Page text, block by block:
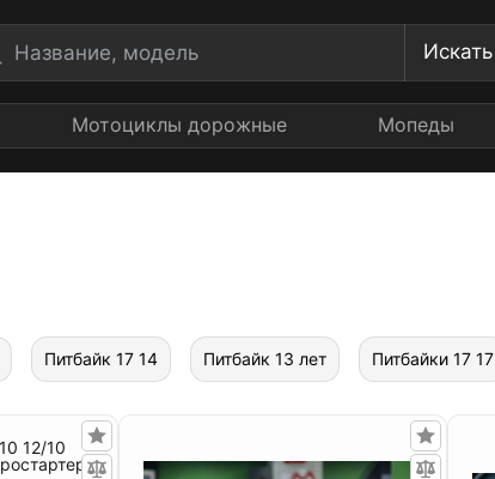
Искать
Мотоциклы дорожные Мопеды
Питбайк 17 14 Питбайк 13 лет Питбайки 17 17